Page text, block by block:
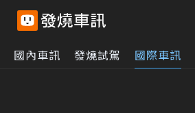
國內車訊 發燒試駕 國際車訊